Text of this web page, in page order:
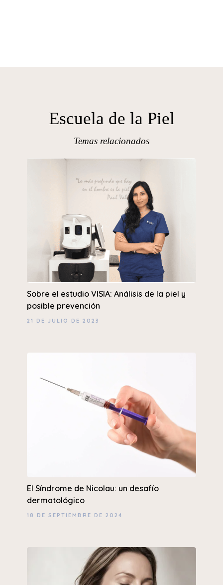
Escuela de la Piel
Temas relacionados
Sobre el estudio VISIA: Análisis de la piel y
posible prevención
21 DE JULIO DE 2023
El Síndrome de Nicolau: un desafío
dermatológico
18 DE SEPTIEMBRE DE 2024